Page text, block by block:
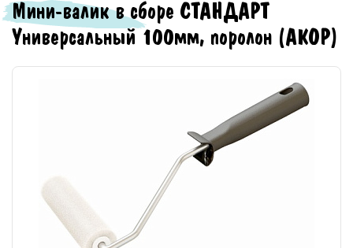
Мини-валик в сборе СТАНДАРТ
Универсальный 100мм, поролон (АКОР)